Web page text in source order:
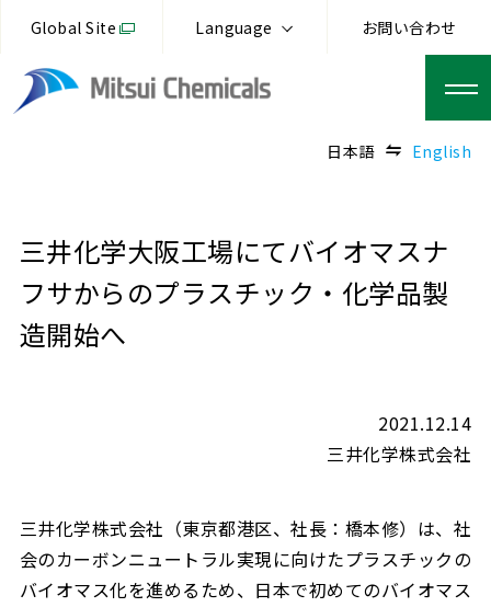
Global Site Language お問い合わせ
日本語 English
三井化学大阪工場にてバイオマスナ
フサからのプラスチック・化学品製
造開始へ
2021.12.14
三井化学株式会社
三井化学株式会社（東京都港区、社長：橋本修）は、社
会のカーボンニュートラル実現に向けたプラスチックの
バイオマス化を進めるため、日本で初めてのバイオマス